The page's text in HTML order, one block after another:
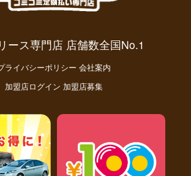
ース専門店 店舗数全国No.1
ライバシーポリシー 会社案内
加盟店ログイン 加盟店募集